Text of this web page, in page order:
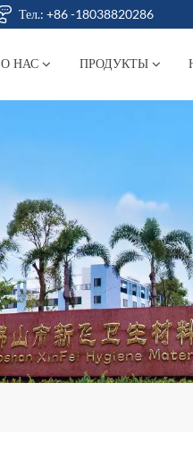
Тел.: +86 -18038820286
О НАС ПРОДУКТЫ